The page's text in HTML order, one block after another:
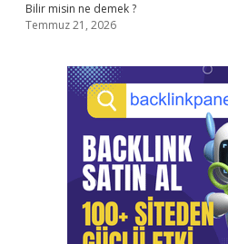
Bilir misin ne demek ?
Temmuz 21, 2026